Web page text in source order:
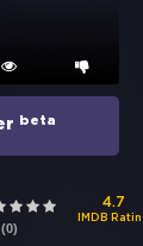
beta
(0)
4.7
IMDB